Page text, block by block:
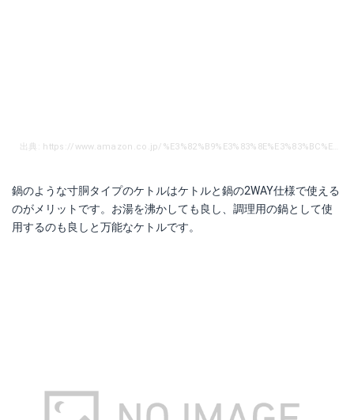
鍋のような寸胴タイプのケトルはケトルと鍋の2WAY仕様で使える
のがメリットです。お湯を沸かしても良し、調理用の鍋として使
用するのも良しと万能なケトルです。